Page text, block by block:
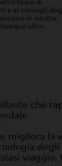
team di
e ai consigli
le nostre
altro.
che
migliora la
degli
viaggio.